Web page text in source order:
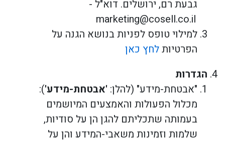
גבעת רם, ירושלים. דוא"ל -
למילוי טופס לפניות בנושא הגנה על
הפרטיותלחץ כאן
הגדרות
"אבטחת-מידע" (להלן: 'אבטחת-מידע'):
מכלול הפעולות והאמצעים המיושמים
בעמותה שתכליתם להגן הן על סודיות,
שלמות וזמינות משאבי-המידע והן על